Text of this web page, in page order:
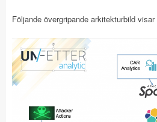
Följande övergripande arkitekturbild